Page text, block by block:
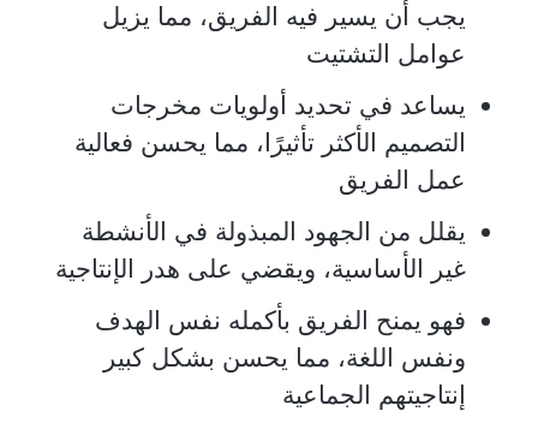
يجب أن يسير فيه الفريق، مما يزيل
عوامل التشتيت
يساعد في تحديد أولويات مخرجات
التصميم الأكثر تأثيرًا، مما يحسن فعالية
عمل الفريق
يقلل من الجهود المبذولة في الأنشطة
غير الأساسية، ويقضي على هدر الإنتاجية
فهو يمنح الفريق بأكمله نفس الهدف
ونفس اللغة، مما يحسن بشكل كبير
إنتاجيتهم الجماعية